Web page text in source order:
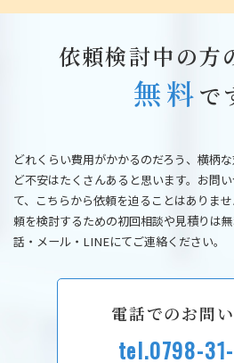
依頼検討中の方
無料 で
どれくらい費用がかかるのだろう、横柄
ど不安はたくさんあると思います。お問
て、こちらから依頼を迫ることはありま
頼を検討するための初回相談や見積りは
話・メール・LINEにてご連絡ください。
電話でのお問
tel.0798-